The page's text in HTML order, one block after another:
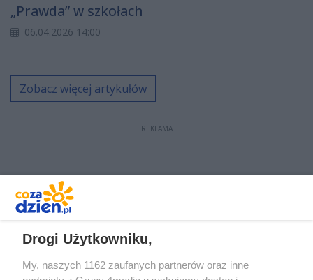
„Prawda” w szkołach
06.04.2026 14:00
Zobacz więcej artykułów
REKLAMA
Drogi Użytkowniku,
My, naszych 1162 zaufanych partnerów oraz inne